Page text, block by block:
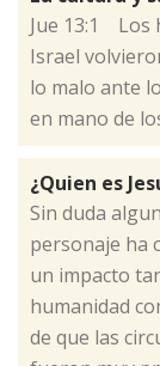
​Jue 13:1 Los
Israel
lo malo ante
en mano de
¿Quien es
​Sin duda
personaje ha
un impacto
humanidad
de que las